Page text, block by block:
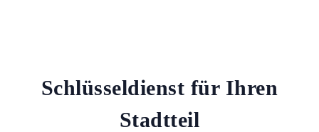
Schlüsseldienst für Ihren
Stadtteil